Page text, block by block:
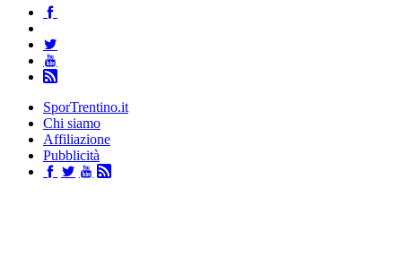
SporTrentino.it
Chi siamo
Affiliazione
Pubblicità